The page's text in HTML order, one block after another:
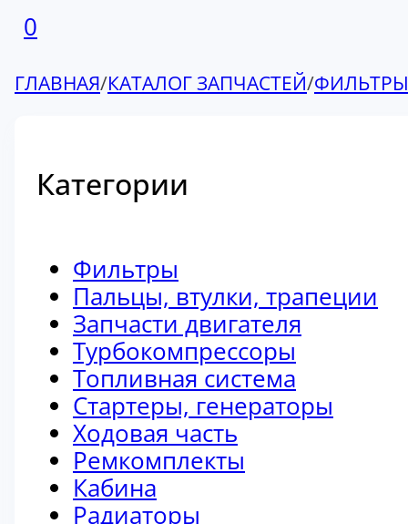
0
ГЛАВНАЯ/КАТАЛОГ ЗАПЧАСТЕЙ/ФИЛЬТРЫ
Категории
Фильтры
Пальцы, втулки, трапеции
Запчасти двигателя
Турбокомпрессоры
Топливная система
Стартеры, генераторы
Ходовая часть
Ремкомплекты
Кабина
Радиаторы